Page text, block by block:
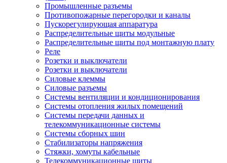
Промышленные разъемы
Противопожарные перегородки и каналы
Пускорегулирующая аппаратура
Распределительные щиты модульные
Распределительные щиты под монтажную плату
Реле
Розетки и выключатели
Розетки и выключатели
Силовые клеммы
Силовые разъемы
Системы вентиляции и кондиционирования
Системы отопления жилых помещений
Системы передачи данных и
телекоммуникационные системы
Системы сборных шин
Стабилизаторы напряжения
Стяжки, хомуты кабельные
Телекоммуникационные щиты